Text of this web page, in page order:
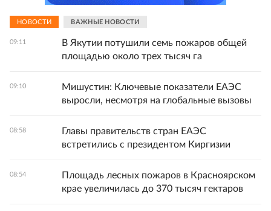
НОВОСТИ ВАЖНЫЕ НОВОСТИ
09:11
В Якутии потушили семь пожаров общей
площадью около трех тысяч га
09:10
Мишустин: Ключевые показатели ЕАЭС
выросли, несмотря на глобальные вызовы
08:58
Главы правительств стран ЕАЭС
встретились с президентом Киргизии
08:54
Площадь лесных пожаров в Красноярском
крае увеличилась до 370 тысяч гектаров